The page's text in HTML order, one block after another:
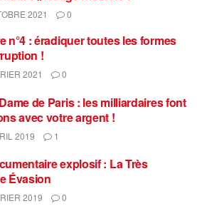
2021 0
n°4 : éradiquer toutes les formes
!
2021 0
de Paris : les milliardaires font
avec votre argent !
2019 1
explosif : La Très
Évasion
2019 0